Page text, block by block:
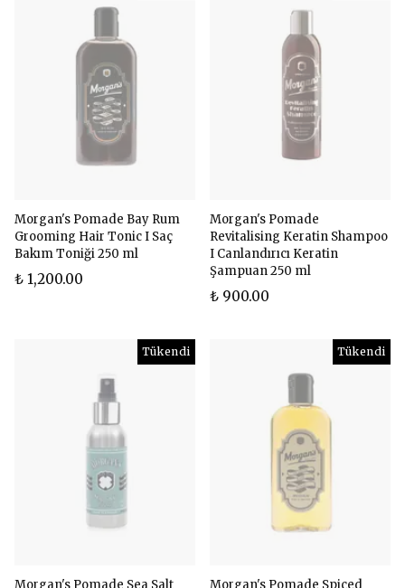
Morgan's Pomade Bay Rum
Grooming Hair Tonic I Saç
Bakım Toniği 250 ml
₺ 1,200.00
Morgan's Pomade
Revitalising Keratin Shampoo
I Canlandırıcı Keratin
Şampuan 250 ml
₺ 900.00
Tükendi
Morgan's Pomade Sea Salt
Tükendi
Morgan's Pomade Spiced